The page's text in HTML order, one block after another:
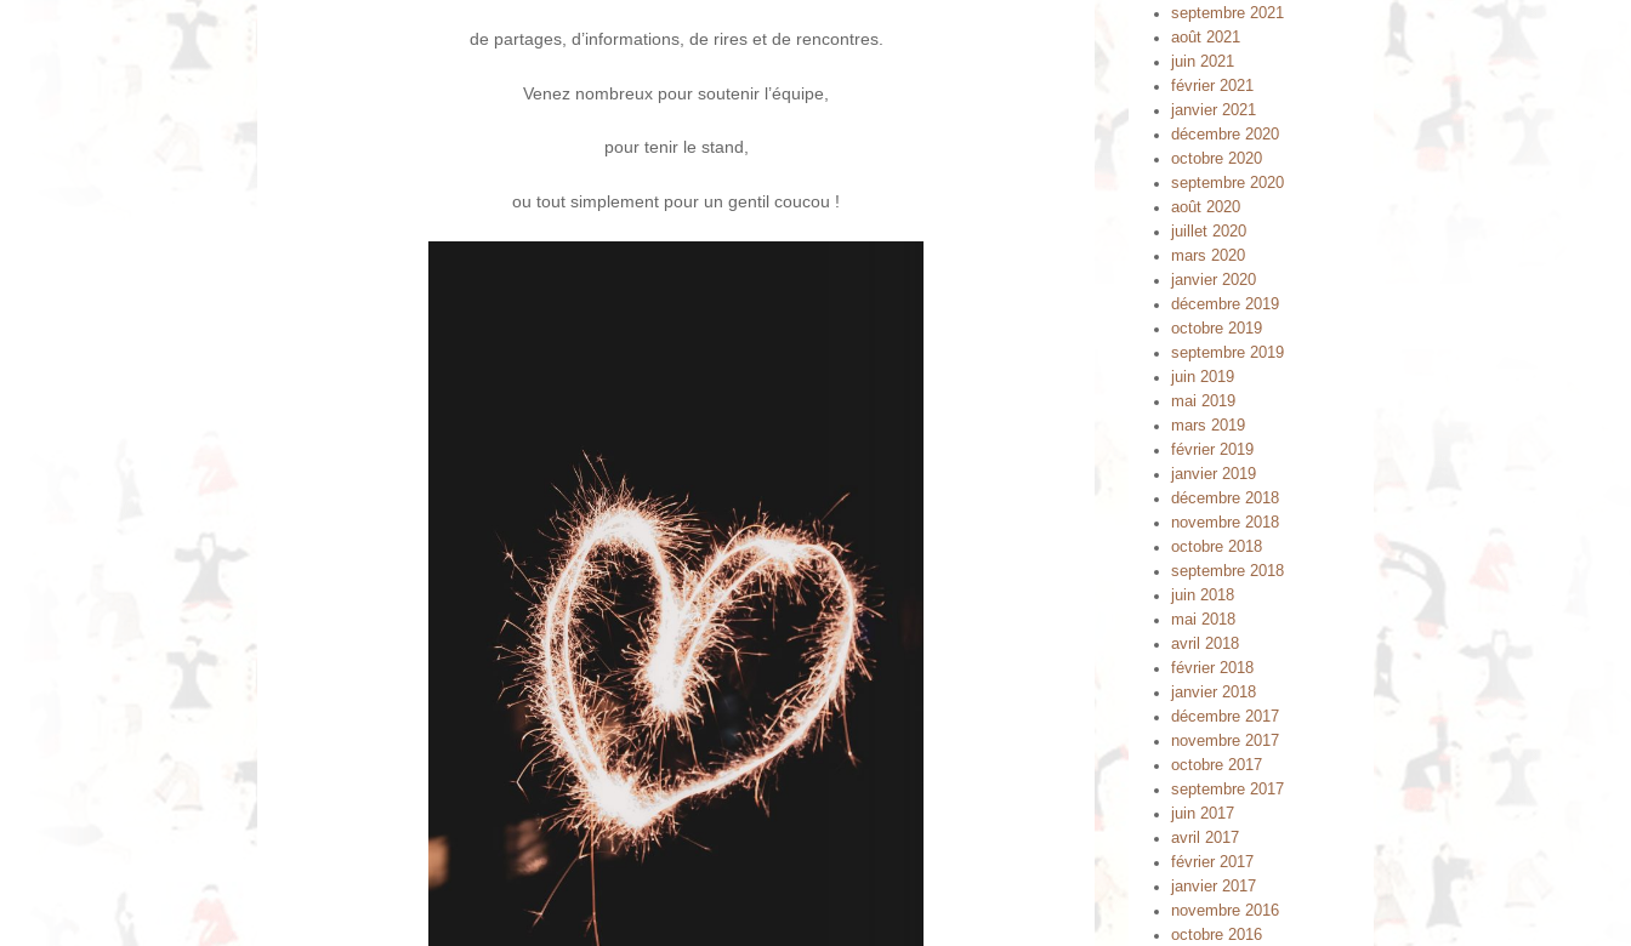
de partages, d’informations, de rires et de rencontres.
Venez nombreux pour soutenir l’équipe,
pour tenir le stand,
ou tout simplement pour un gentil coucou !
septembre 2021
août 2021
juin 2021
février 2021
janvier 2021
décembre 2020
octobre 2020
septembre 2020
août 2020
juillet 2020
mars 2020
janvier 2020
décembre 2019
octobre 2019
septembre 2019
juin 2019
mai 2019
mars 2019
février 2019
janvier 2019
décembre 2018
novembre 2018
octobre 2018
septembre 2018
juin 2018
mai 2018
avril 2018
février 2018
janvier 2018
décembre 2017
novembre 2017
octobre 2017
septembre 2017
juin 2017
avril 2017
février 2017
janvier 2017
novembre 2016
octobre 2016